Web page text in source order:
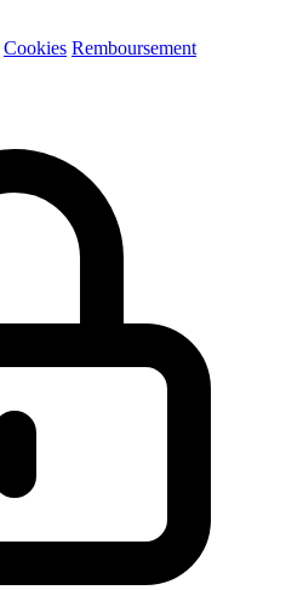
Cookies Remboursement